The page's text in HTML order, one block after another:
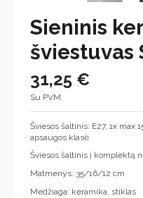
Sieninis
šviestuvas
31,25 €
Su PVM
Šviesos šaltinis: E27, 1x max
apsaugos klasė
Šviesos šaltinis į komplektą
Matmenys: 35/16/12 cm
Medžiaga: keramika, stiklas